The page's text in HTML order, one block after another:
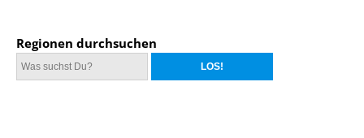
Regionen durchsuchen